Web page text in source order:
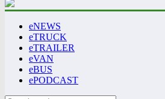
eNEWS
eTRUCK
eTRAILER
eVAN
eBUS
ePODCAST